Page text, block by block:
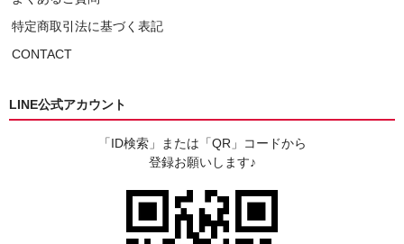
特定商取引法に基づく表記
CONTACT
LINE公式アカウント
「ID検索」または「QR」コードから
登録お願いします♪